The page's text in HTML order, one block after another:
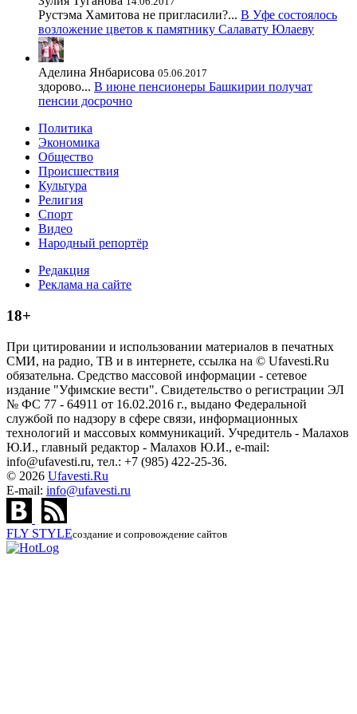
Рустэма Хамитова не пригласили?... В Уфе состоялось
возложение цветов к памятнику Салавату Юлаеву
Аделина Янбарисова 05.06.2017
здорово... В июне пенсионеры Башкирии получат
пенсии досрочно
Политика
Экономика
Общество
Происшествия
Культура
Религия
Спорт
Видео
Народный репортёр
Редакция
Реклама на сайте
18+
При цитировании и использовании материалов в печатных
СМИ, на радио, ТВ и в интернете, ссылка на © Ufavesti.Ru
обязательна. Средство массовой информации - сетевое
издание "Уфимские вести". Свидетельство о регистрации ЭЛ
№ ФС 77 - 64911 от 16.02.2016 г., выдано Федеральной
службой по надзору в сфере связи, информационных
технологий и массовых коммуникаций. Учредитель - Малахов
Ю.И., главный редактор - Малахов Ю.И., e-mail:
info@ufavesti.ru, тел.: +7 (985) 422-25-36.
© 2026 Ufavesti.Ru
E-mail: info@ufavesti.ru
FLY STYLEсоздание и сопровождение сайтов